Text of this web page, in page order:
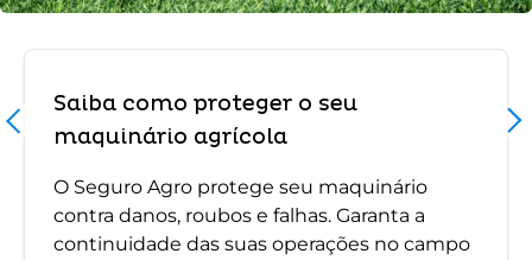
Saiba como proteger o seu
maquinário agrícola
O Seguro Agro protege seu maquinário
contra danos, roubos e falhas. Garanta a
continuidade das suas operações no campo